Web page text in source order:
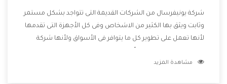
شركة يونيفرسال من الشركات القديمة التى تتواجد بشكل مستمر
وثابت ويثق بها الكثير من الاشخاص وفى كل الأجهزة التى تقدمها
لأنها تعمل على تطوير كل ما يتوافر فى الأسواق ولأنها شركة
وتقدم للعملاء أقوى العروض والخصومات التى تسهل على
مشاهدة المزيد